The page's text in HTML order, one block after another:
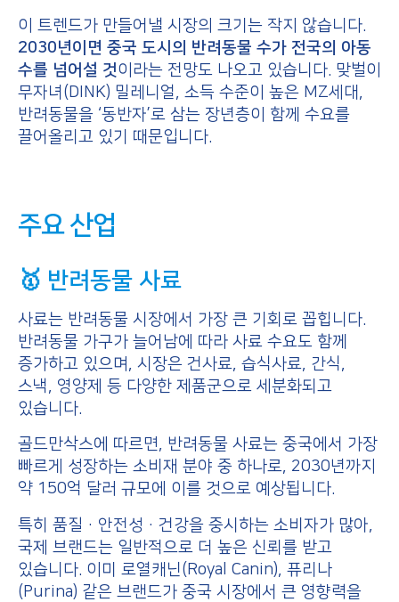
이 트렌드가 만들어낼 시장의 크기는 작지 않습니다.
2030년이면 중국 도시의 반려동물 수가 전국의 아동
수를 넘어설 것이라는 전망도 나오고 있습니다. 맞벌이
무자녀(DINK) 밀레니얼, 소득 수준이 높은 MZ세대,
반려동물을 ‘동반자’로 삼는 장년층이 함께 수요를
끌어올리고 있기 때문입니다.
주요 산업
🥇 반려동물 사료
사료는 반려동물 시장에서 가장 큰 기회로 꼽힙니다.
반려동물 가구가 늘어남에 따라 사료 수요도 함께
증가하고 있으며, 시장은 건사료, 습식사료, 간식,
스낵, 영양제 등 다양한 제품군으로 세분화되고
있습니다.
골드만삭스에 따르면, 반려동물 사료는 중국에서 가장
빠르게 성장하는 소비재 분야 중 하나로, 2030년까지
약 150억 달러 규모에 이를 것으로 예상됩니다.
특히 품질·안전성·건강을 중시하는 소비자가 많아,
국제 브랜드는 일반적으로 더 높은 신뢰를 받고
있습니다. 이미 로열캐닌(Royal Canin), 퓨리나
(Purina) 같은 브랜드가 중국 시장에서 큰 영향력을